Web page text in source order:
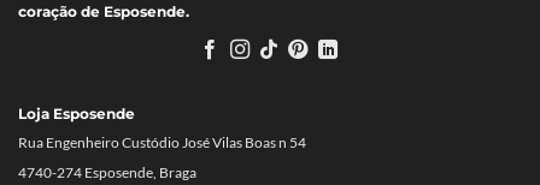
coração de Esposende.
Loja Esposende
Rua Engenheiro Custódio José Vilas Boas n 54
4740-274 Esposende, Braga